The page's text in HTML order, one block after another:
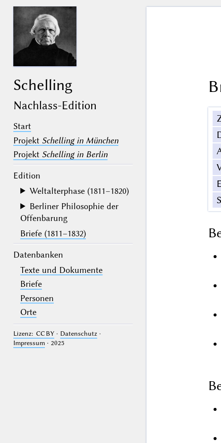
Schelling
Nachlass-Edition
Start
Projekt Schelling in München
Projekt Schelling in Berlin
Edition
Weltalterphase (1811–1820)
Berliner Philosophie der
Offenbarung
Briefe (1811–1832)
Datenbanken
Texte und Dokumente
Briefe
Personen
Orte
Lizenz: CC BY· Datenschutz·
Impressum· 2025